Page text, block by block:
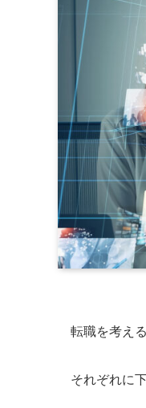
転職を考え
それぞれに